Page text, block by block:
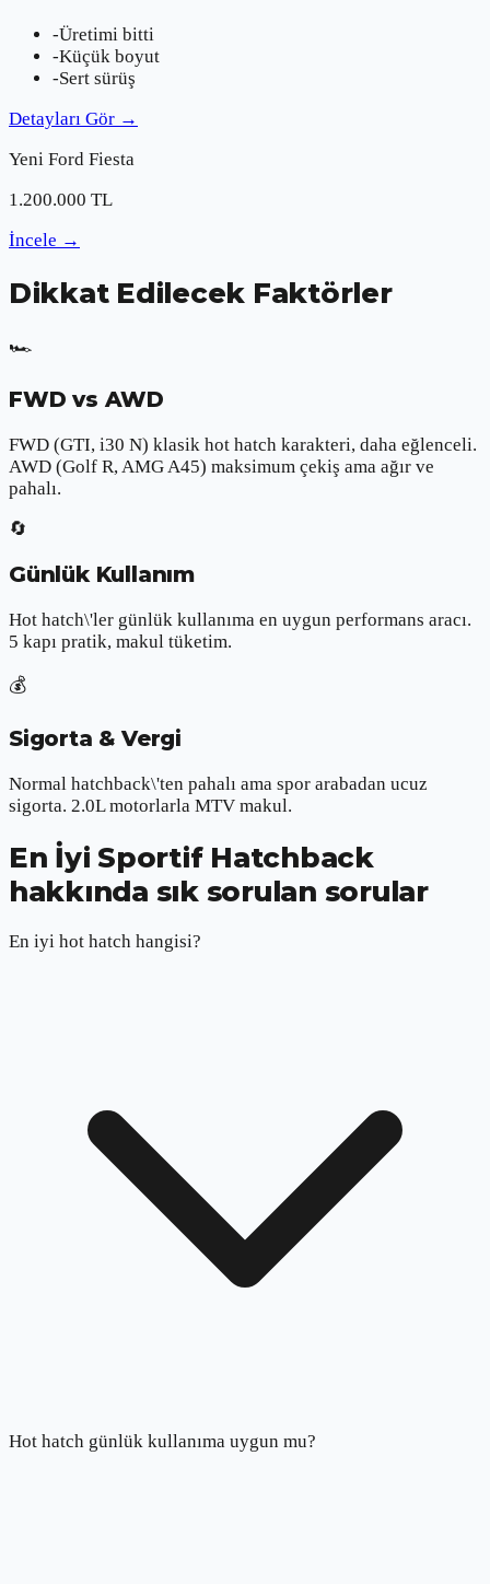
-Üretimi bitti
-Küçük boyut
-Sert sürüş
Detayları Gör →
Yeni Ford Fiesta
1.200.000 TL
İncele →
Dikkat Edilecek Faktörler
🏎️
FWD vs AWD
FWD (GTI, i30 N) klasik hot hatch karakteri, daha eğlenceli.
AWD (Golf R, AMG A45) maksimum çekiş ama ağır ve
pahalı.
🔄
Günlük Kullanım
Hot hatch\'ler günlük kullanıma en uygun performans aracı.
5 kapı pratik, makul tüketim.
💰
Sigorta & Vergi
Normal hatchback\'ten pahalı ama spor arabadan ucuz
sigorta. 2.0L motorlarla MTV makul.
En İyi Sportif Hatchback
hakkında sık sorulan sorular
En iyi hot hatch hangisi?
Hot hatch günlük kullanıma uygun mu?